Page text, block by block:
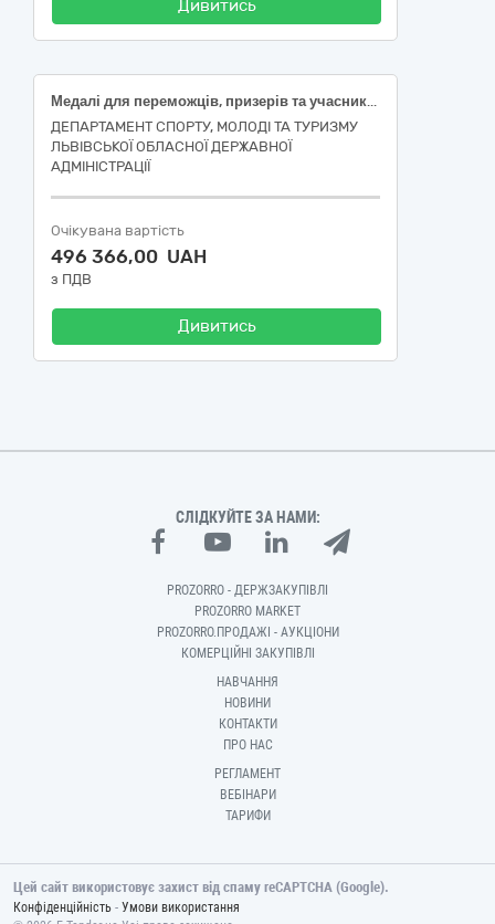
Дивитись
Медалі для переможців, призерів та учасників спортивно-масових заходів обласного рівня з неолімпійських видів спорту, медалі та кубки для переможців та призерів фізкультурно-оздоровчих заходів та змагань обласного етапу (IV етап) «Пліч-о-пліч всеукраїнські шкільні ліги серед учнів та учениць закладів загальної середньої освіти у 2025-2026, медалі для учасників щорічного забігу в пам’ять про загиблих воїнів “Шаную воїнів, біжу за героїв України” та медалі для учасників Кубків Воїнів з адаптивних видів спорту у 2026 році
ДЕПАРТАМЕНТ СПОРТУ, МОЛОДІ ТА ТУРИЗМУ
ЛЬВІВСЬКОЇ ОБЛАСНОЇ ДЕРЖАВНОЇ
АДМІНІСТРАЦІЇ
Очікувана вартість
496 366,00 UAH
з ПДВ
Дивитись
СЛІДКУЙТЕ ЗА НАМИ:
PROZORRO - ДЕРЖЗАКУПІВЛІ
PROZORRO MARKET
PROZORRO.ПРОДАЖІ - АУКЦІОНИ
КОМЕРЦІЙНІ ЗАКУПІВЛІ
НАВЧАННЯ
НОВИНИ
КОНТАКТИ
ПРО НАС
РЕГЛАМЕНТ
ВЕБІНАРИ
ТАРИФИ
Цей сайт використовує захист від спаму reCAPTCHA (Google).
Конфіденційність - Умови використання